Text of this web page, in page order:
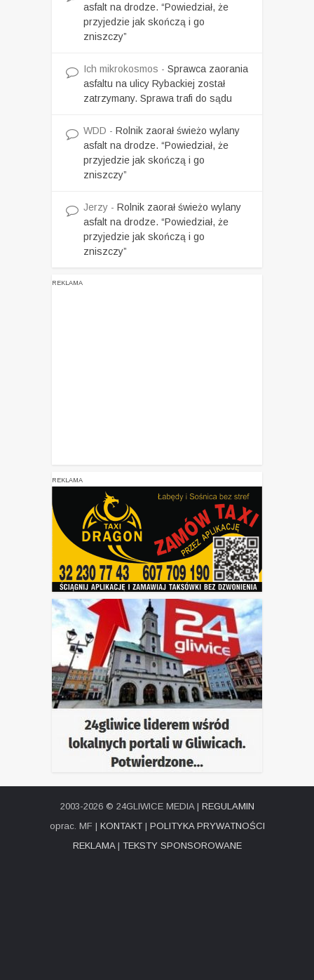
asfalt na drodze. “Powiedział, że
przyjedzie jak skończą i go
zniszczy”
Ich mikrokosmos - Sprawca zaorania
asfaltu na ulicy Rybackiej został
zatrzymany. Sprawa trafi do sądu
WDD - Rolnik zaorał świeżo wylany
asfalt na drodze. “Powiedział, że
przyjedzie jak skończą i go
zniszczy”
Jerzy - Rolnik zaorał świeżo wylany
asfalt na drodze. “Powiedział, że
przyjedzie jak skończą i go
zniszczy”
REKLAMA
REKLAMA
2003-2026 © 24GLIWICE MEDIA | REGULAMIN
oprac. MF | KONTAKT| POLITYKA PRYWATNOŚCI
REKLAMA| TEKSTY SPONSOROWANE